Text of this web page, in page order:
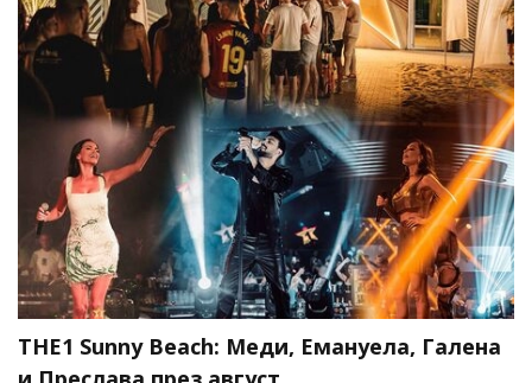
THE1 Sunny Beach: Меди, Емануела, Галена